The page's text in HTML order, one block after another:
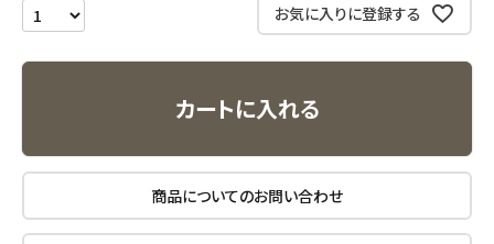
アルマウィン
お気に入りに登録する
カートに入れる
商品についてのお問い合わせ